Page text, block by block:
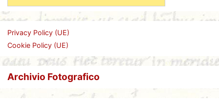
Privacy Policy (UE)
Cookie Policy (UE)
Archivio Fotografico